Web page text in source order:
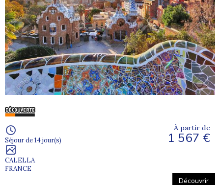
Séjour de 14 jour(s)
CALELLA
FRANCE
À partir de
1 567 €
Découvrir